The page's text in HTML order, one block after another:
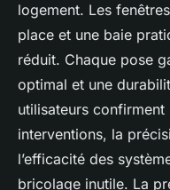
logement. Les
place et une baie
réduit. Chaque pose
optimal et une
utilisateurs
interventions, la
l’efficacité des
bricolage inutile. La